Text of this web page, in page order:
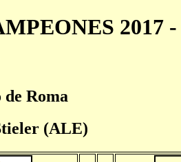
2017 -
Roma
(ALE)